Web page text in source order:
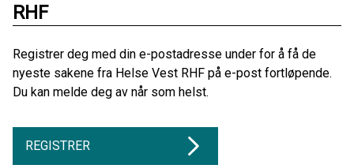
RHF
Registrer deg med din e-postadresse under for å få de
nyeste sakene fra Helse Vest RHF på e-post fortløpende.
Du kan melde deg av når som helst.
REGISTRER